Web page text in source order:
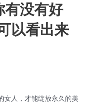
有没有好
以看出来
女人，才能绽放永久的美